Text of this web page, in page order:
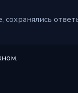
сохранялись